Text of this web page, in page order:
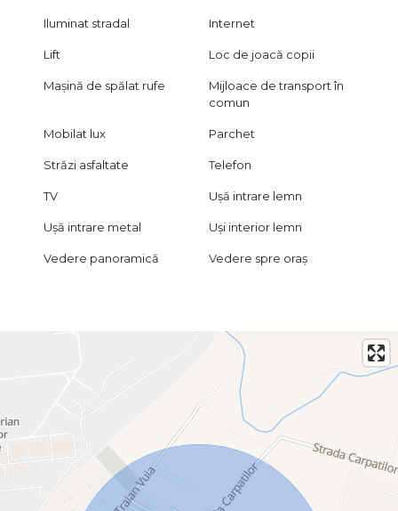
Iluminat stradal Internet
Lift Loc de joacă copii
Mașină de spălat rufe
Mijloace de transport în
comun
Mobilat lux Parchet
Străzi asfaltate Telefon
TV Ușă intrare lemn
Ușă intrare metal Uși interior lemn
Vedere panoramică Vedere spre oraș